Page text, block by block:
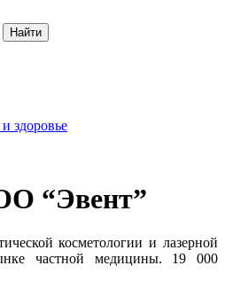
Найти
здоровье
“Эвент”
косметологии и лазерной
частной медицины. 19 000